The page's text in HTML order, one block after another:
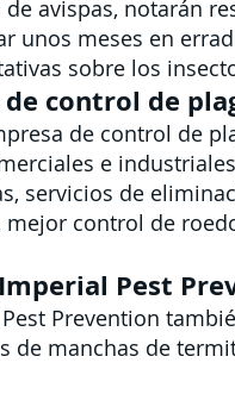
avispas, notarán
unos meses en
sobre los
control de
de control de
e
servicios de
control de
Pest
Prevention
manchas de